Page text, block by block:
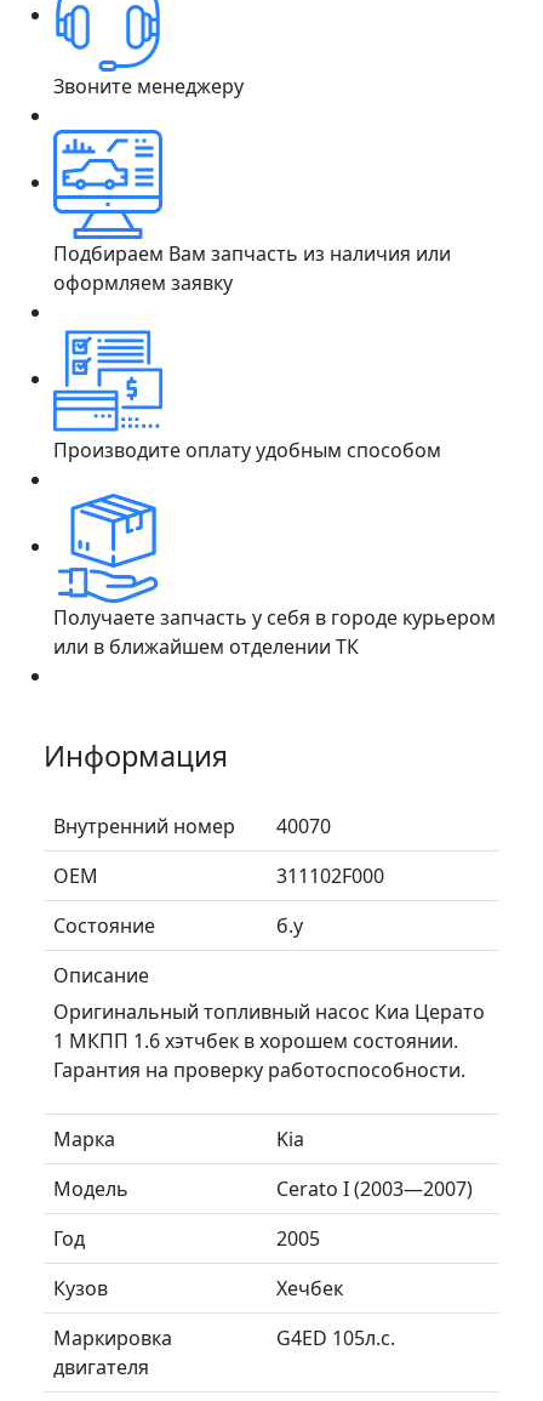
Звоните менеджеру
Подбираем Вам запчасть из наличия или
оформляем заявку
Производите оплату удобным способом
Получаете запчасть у себя в городе курьером
или в ближайшем отделении ТК
Информация
Внутренний номер
40070
ОЕМ
311102F000
Состояние
б.у
Описание
Оригинальный топливный насос Киа Церато
1 МКПП 1.6 хэтчбек в хорошем состоянии.
Гарантия на проверку работоспособности.
Марка
Kia
Модель
Cerato I (2003—2007)
Год
2005
Кузов
Хечбек
Маркировка
двигателя
G4ED 105л.с.